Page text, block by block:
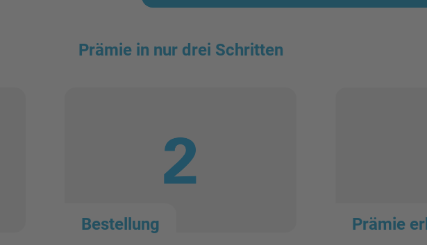
Prämie in nur drei Schritten
Bestellung Prämie